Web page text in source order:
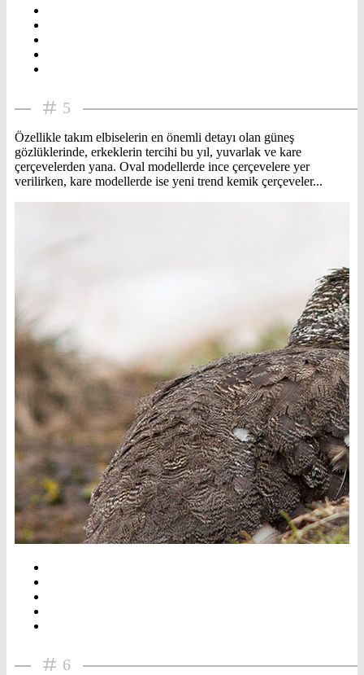
5
Özellikle takım elbiselerin en önemli detayı olan güneş
gözlüklerinde, erkeklerin tercihi bu yıl, yuvarlak ve kare
çerçevelerden yana. Oval modellerde ince çerçevelere yer
verilirken, kare modellerde ise yeni trend kemik çerçeveler...
6